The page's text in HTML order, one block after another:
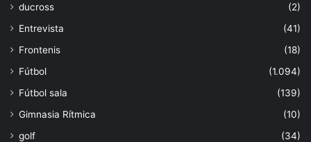
ducross
(2)
Entrevista
(41)
Frontenis
(18)
Fútbol
(1.094)
Fútbol sala
(139)
Gimnasia Rítmica
(10)
golf
(34)